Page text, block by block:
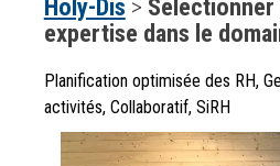
Holy-Dis >
expertise dans le
Planification optimisée des RH,
activités, Collaboratif, SiRH